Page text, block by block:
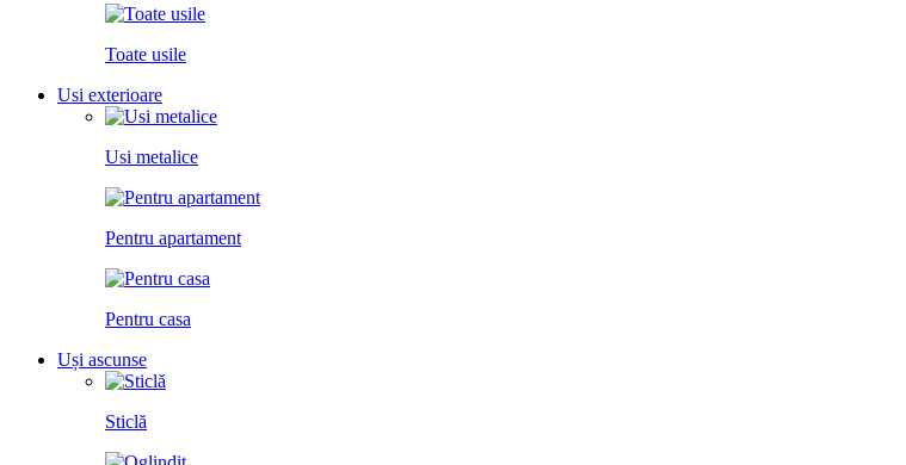
Toate usile
Usi exterioare
Usi metalice
Pentru apartament
Pentru casa
Uși ascunse
Sticlă